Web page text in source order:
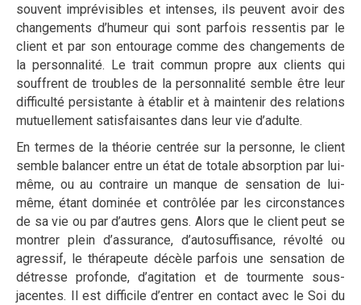
souvent imprévisibles et intenses, ils peuvent avoir des
changements d’humeur qui sont parfois ressentis par le
client et par son entourage comme des changements de
la personnalité. Le trait commun propre aux clients qui
souffrent de troubles de la personnalité semble être leur
difficulté persistante à établir et à maintenir des relations
mutuellement satisfaisantes dans leur vie d’adulte.
En termes de la théorie centrée sur la personne, le client
semble balancer entre un état de totale absorption par lui-
même, ou au contraire un manque de sensation de lui-
même, étant dominée et contrôlée par les circonstances
de sa vie ou par d’autres gens. Alors que le client peut se
montrer plein d’assurance, d’autosuffisance, révolté ou
agressif, le thérapeute décèle parfois une sensation de
détresse profonde, d’agitation et de tourmente sous-
jacentes. Il est difficile d’entrer en contact avec le Soi du